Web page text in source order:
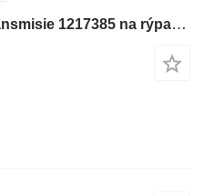
Olejové čerpadlo Pompa transmisie 1217385 na rýpadla-nakladača Caterpillar 414E , 416C , 416D , 416E , 416F , 420D , 420E , 420F , 422E , 422F , 424B , 424B HD , 424D , 426C , 428C , 428D , 428E , 428F , 430D , 430E , 430F , 432D , 432E , 432F , 434E , 434F , 436C , 438C , 438D , 442D , 442E , 444E , 444F